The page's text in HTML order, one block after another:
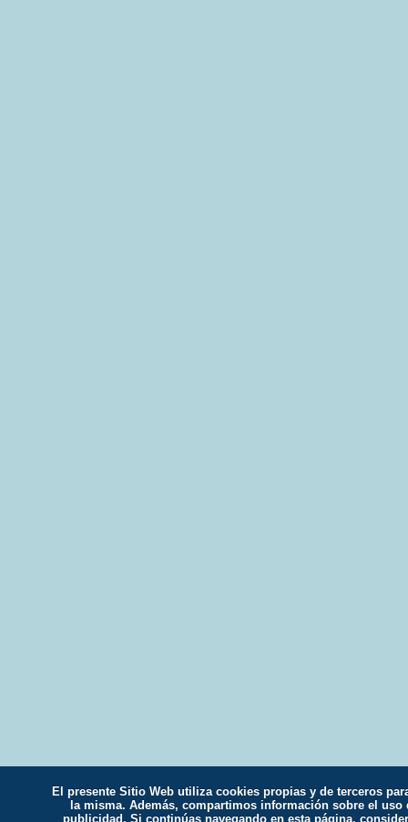
El presente Sitio Web utiliza cookies propias y de terceros
la misma. Además, compartimos información sobre el
publicidad. Si continúas navegando en esta página,